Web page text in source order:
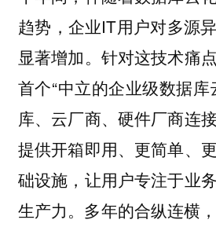
趋势，企业IT用户对多源
显著增加。针对这技术痛
首个“中立的企业级数据
库、云厂商、硬件厂商连
提供开箱即用、更简单、
础设施，让用户专注于业
生产力。多年的合纵连横